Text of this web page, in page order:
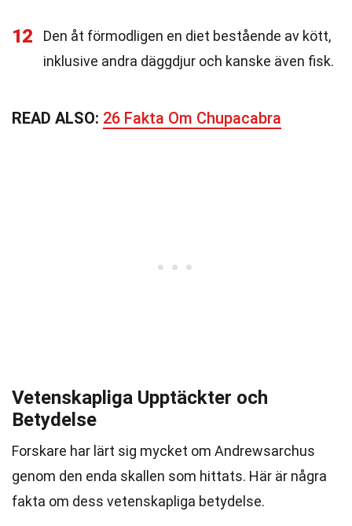
12
Den åt förmodligen en diet bestående av kött,
inklusive andra däggdjur och kanske även fisk.
READ ALSO: 26 Fakta Om Chupacabra
Vetenskapliga Upptäckter och
Betydelse
Forskare har lärt sig mycket om Andrewsarchus
genom den enda skallen som hittats. Här är några
fakta om dess vetenskapliga betydelse.